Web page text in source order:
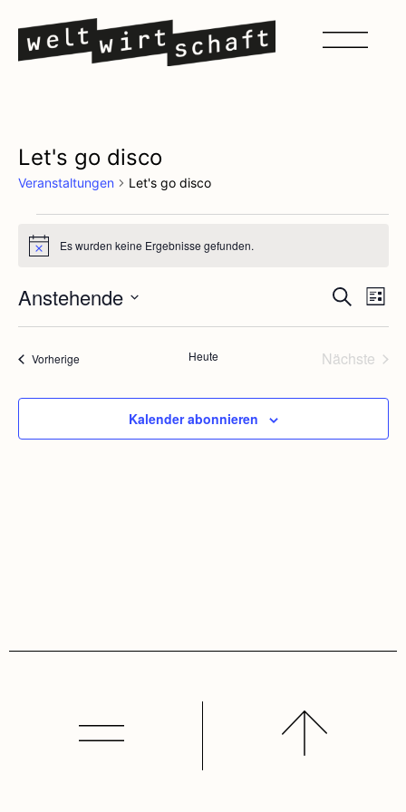
Let's go disco
Veranstaltungen Let's go disco
Notice Es wurden keine Ergebnisse gefunden.
und
SucheListe
Anstehende
wählen.
VorherigeVeranstaltungen Heute Nächste
Kalender abonnieren